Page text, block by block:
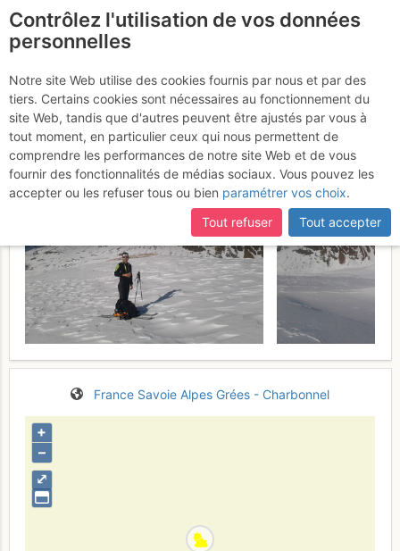
Pointe de Picheru :
Versant W
Dimanche 29 janvier 2017
France Savoie Alpes Grées - Charbonnel
⤢
+
–
Contrôlez l'utilisation de vos données
personnelles
Notre site Web utilise des cookies fournis par nous et par des
tiers. Certains cookies sont nécessaires au fonctionnement du
site Web, tandis que d'autres peuvent être ajustés par vous à
tout moment, en particulier ceux qui nous permettent de
comprendre les performances de notre site Web et de vous
fournir des fonctionnalités de médias sociaux. Vous pouvez les
accepter ou les refuser tous ou bien paramétrer vos choix.
Tout refuser
Tout accepter